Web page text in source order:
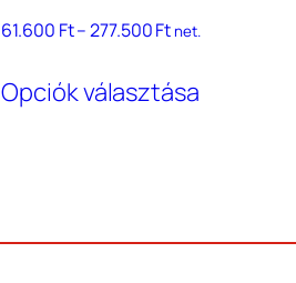
61.600 Ft–277.500FtÁrtartomány:
277.500 Ft
net.
Opciók választásaa
van.